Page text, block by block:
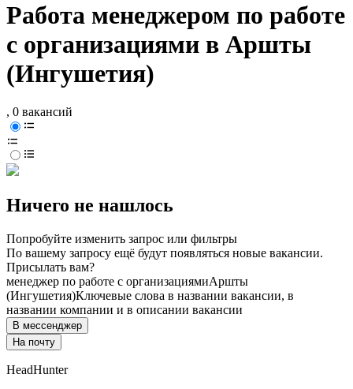
Работа менеджером по работе
с организациями в Аршты
(Ингушетия)
, 0 вакансий
Ничего не нашлось
Попробуйте изменить запрос или фильтры
По вашему запросу ещё будут появляться новые вакансии.
Присылать вам?
менеджер по работе с организациямиАршты
(Ингушетия)Ключевые слова в названии вакансии, в
названии компании и в описании вакансии
В мессенджер
На почту
HeadHunter